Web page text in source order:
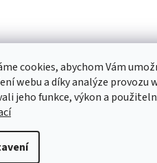
cookies, abychom Vám
webu a díky analýze provozu
jeho funkce, výkon a